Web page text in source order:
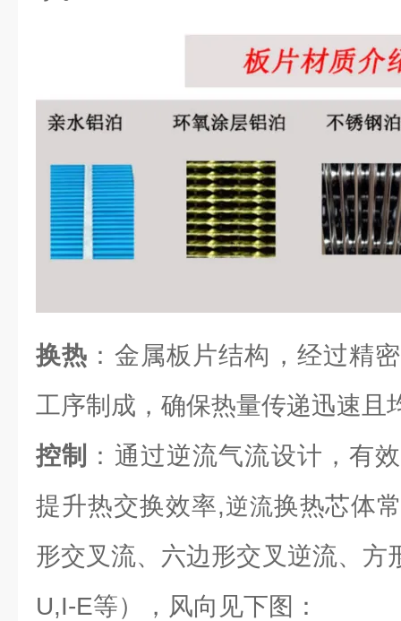
换热 ：金属板片结构，经过精
工序制成，确保热量传递迅速且
控制
：通过逆流气流设计，有
提升热交换效率,逆流换热芯体
形交叉流、六边形交叉逆流、方
U,I-E等），风向见下图：